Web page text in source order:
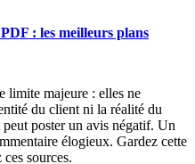
: les meilleurs plans
limite majeure : elles ne
du client ni la réalité du
poster un avis négatif. Un
élogieux. Gardez cette
sources.